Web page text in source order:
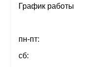
График работы
пн-пт:
сб: